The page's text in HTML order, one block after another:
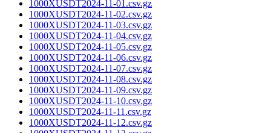
1000XUSDT2024-11-01.csv.gz
1000XUSDT2024-11-02.csv.gz
1000XUSDT2024-11-03.csv.gz
1000XUSDT2024-11-04.csv.gz
1000XUSDT2024-11-05.csv.gz
1000XUSDT2024-11-06.csv.gz
1000XUSDT2024-11-07.csv.gz
1000XUSDT2024-11-08.csv.gz
1000XUSDT2024-11-09.csv.gz
1000XUSDT2024-11-10.csv.gz
1000XUSDT2024-11-11.csv.gz
1000XUSDT2024-11-12.csv.gz